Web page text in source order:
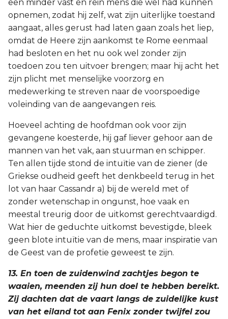
een minder vast en rein mens die wel had kunnen
opnemen, zodat hij zelf, wat zijn uiterlijke toestand
aangaat, alles gerust had laten gaan zoals het liep,
omdat de Heere zijn aankomst te Rome eenmaal
had besloten en het nu ook wel zonder zijn
toedoen zou ten uitvoer brengen; maar hij acht het
zijn plicht met menselijke voorzorg en
medewerking te streven naar de voorspoedige
voleinding van de aangevangen reis.
Hoeveel achting de hoofdman ook voor zijn
gevangene koesterde, hij gaf liever gehoor aan de
mannen van het vak, aan stuurman en schipper.
Ten allen tijde stond de intuïtie van de ziener (de
Griekse oudheid geeft het denkbeeld terug in het
lot van haar Cassandr a) bij de wereld met of
zonder wetenschap in ongunst, hoe vaak en
meestal treurig door de uitkomst gerechtvaardigd.
Wat hier de geduchte uitkomst bevestigde, bleek
geen blote intuïtie van de mens, maar inspiratie van
de Geest van de profetie geweest te zijn.
13. En toen de zuidenwind zachtjes begon te
waaien, meenden zij hun doel te hebben bereikt.
Zij dachten dat de vaart langs de zuidelijke kust
van het eiland tot aan Fenix zonder twijfel zou